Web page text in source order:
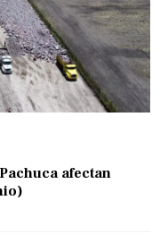
afectan